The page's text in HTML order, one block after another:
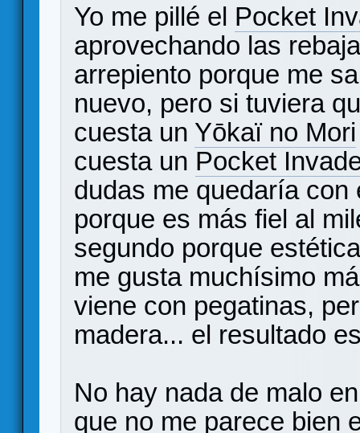
Yo me pillé el Pocket
aprovechando las
arrepiento porque me
nuevo, pero si tuviera
cuesta un Yōkaï no Mori
cuesta un Pocket
dudas me quedaría
porque es más fiel al
segundo porque
me gusta muchísimo
viene con pegatinas,
madera... el resultado
No hay nada de malo
que no me parece bien